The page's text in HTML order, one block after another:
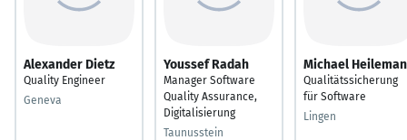
Alexander Dietz
Quality Engineer
Geneva
Youssef Radah
Manager Software
Quality Assurance,
Digitalisierung
Taunusstein
Michael
Qualitätssicherung
für Software
Lingen